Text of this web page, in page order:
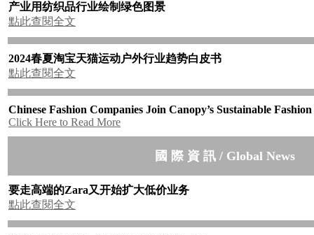
产业用纺织品行业绘制绿色图景
點此查閱全文
2024春夏淘宝天猫运动户外行业趋势白皮书
點此查閱全文
Chinese Fashion Companies Join Canopy’s Sustainable
Click Here to Read More
國 際 資 訊 / Global News
要走高端的Zara又开始扩大低价业务
點此查閱全文